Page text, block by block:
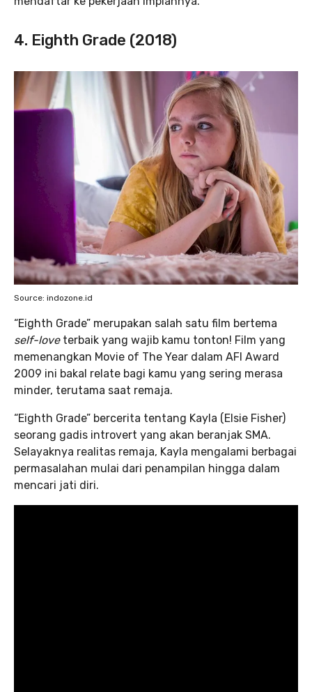
4. Eighth Grade (2018)
Source: indozone.id
“Eighth Grade” merupakan salah satu film bertema
self-loveterbaik yang wajib kamu tonton! Film yang
memenangkan Movie of The Year dalam AFI Award
2009 ini bakal relate bagi kamu yang sering merasa
minder, terutama saat remaja.
“Eighth Grade” bercerita tentang Kayla (Elsie Fisher)
seorang gadis introvert yang akan beranjak SMA.
Selayaknya realitas remaja, Kayla mengalami berbagai
permasalahan mulai dari penampilan hingga dalam
mencari jati diri.